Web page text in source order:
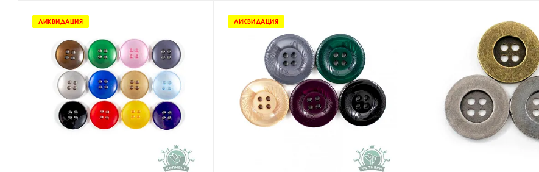
ЛИКВИДАЦИЯ ЛИКВИДАЦИЯ